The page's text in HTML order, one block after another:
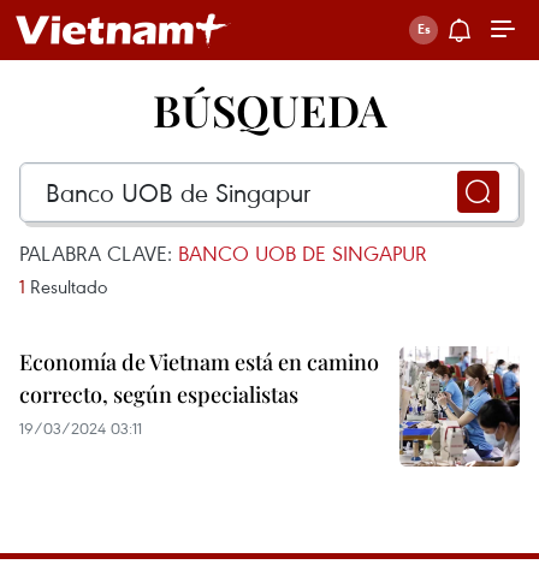
BÚSQUEDA
PALABRA CLAVE: BANCO UOB DE SINGAPUR
1 Resultado
Economía de Vietnam está en camino
correcto, según especialistas
19/03/2024 03:11